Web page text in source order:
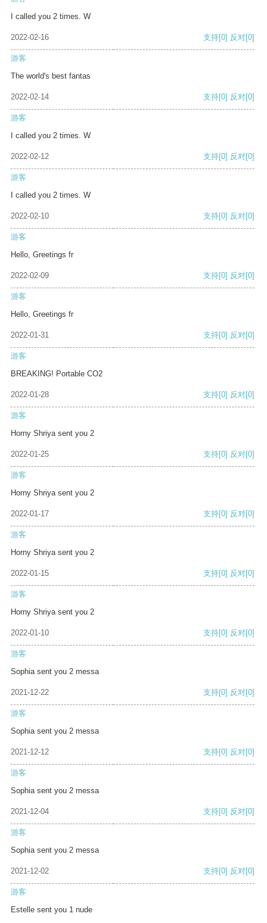
I called you 2 times. W
2022-02-16 支持[0] 反对[0]
游客
The world's best fantas
2022-02-14 支持[0] 反对[0]
游客
I called you 2 times. W
2022-02-12 支持[0] 反对[0]
游客
I called you 2 times. W
2022-02-10 支持[0] 反对[0]
游客
Hello, Greetings fr
2022-02-09 支持[0] 反对[0]
游客
Hello, Greetings fr
2022-01-31 支持[0] 反对[0]
游客
BREAKING! Portable CO2
2022-01-28 支持[0] 反对[0]
游客
Horny Shriya sent you 2
2022-01-25 支持[0] 反对[0]
游客
Horny Shriya sent you 2
2022-01-17 支持[0] 反对[0]
游客
Horny Shriya sent you 2
2022-01-15 支持[0] 反对[0]
游客
Horny Shriya sent you 2
2022-01-10 支持[0] 反对[0]
游客
Sophia sent you 2 messa
2021-12-22 支持[0] 反对[0]
游客
Sophia sent you 2 messa
2021-12-12 支持[0] 反对[0]
游客
Sophia sent you 2 messa
2021-12-04 支持[0] 反对[0]
游客
Sophia sent you 2 messa
2021-12-02 支持[0] 反对[0]
游客
Estelle sent you 1 nude